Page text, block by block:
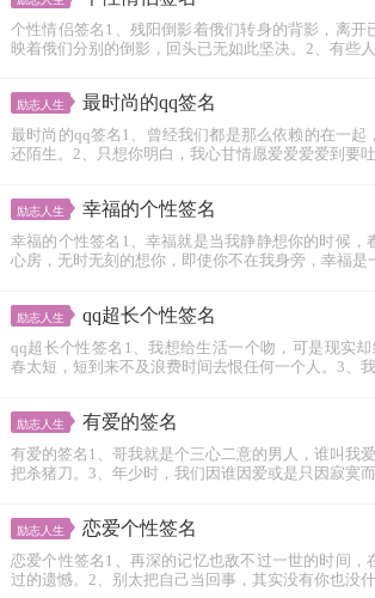
个性情侣签名1、残阳倒影着俄们转身的背影，离开
映着俄们分别的倒影，回头已无如此坚决。2、有些人
励志人生 最时尚的qq签名
最时尚的qq签名1、曾经我们都是那么依赖的在一起
还陌生。2、只想你明白，我心甘情愿爱爱爱爱到要
励志人生 幸福的个性签名
幸福的个性签名1、幸福就是当我静静想你的时候，
心房，无时无刻的想你，即使你不在我身旁，幸福是
励志人生 qq超长个性签名
qq超长个性签名1、我想给生活一个吻，可是现实
春太短，短到来不及浪费时间去恨任何一个人。3、
励志人生 有爱的签名
有爱的签名1、哥我就是个三心二意的男人，谁叫我
把杀猪刀。3、年少时，我们因谁因爱或是只因寂寞
励志人生 恋爱个性签名
恋爱个性签名1、再深的记忆也敌不过一世的时间，
过的遗憾。2、别太把自己当回事，其实没有你也没